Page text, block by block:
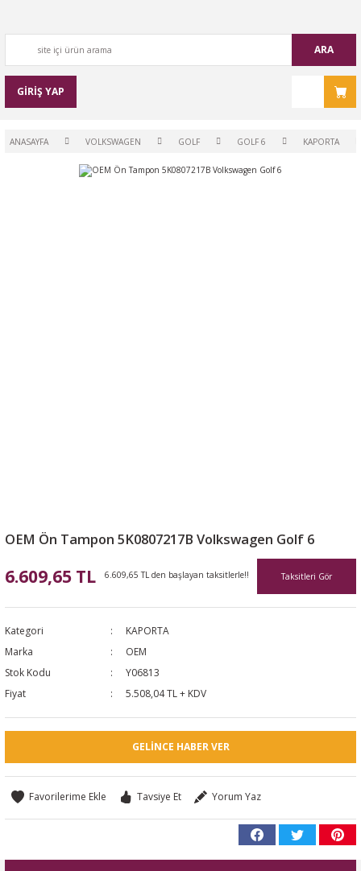
ARA
GİRİŞ YAP
ANASAYFA VOLKSWAGEN GOLF GOLF 6 KAPORTA
OEM Ön Tampon 5K0807217B Volkswagen Golf 6
6.609,65 TL 6.609,65 TL den başlayan taksitlerle!! Taksitleri Gör
Kategori
KAPORTA
Marka
OEM
Stok Kodu
Y06813
Fiyat
5.508,04 TL + KDV
GELINCE HABER VER
Tavsiye Et Yorum Yaz